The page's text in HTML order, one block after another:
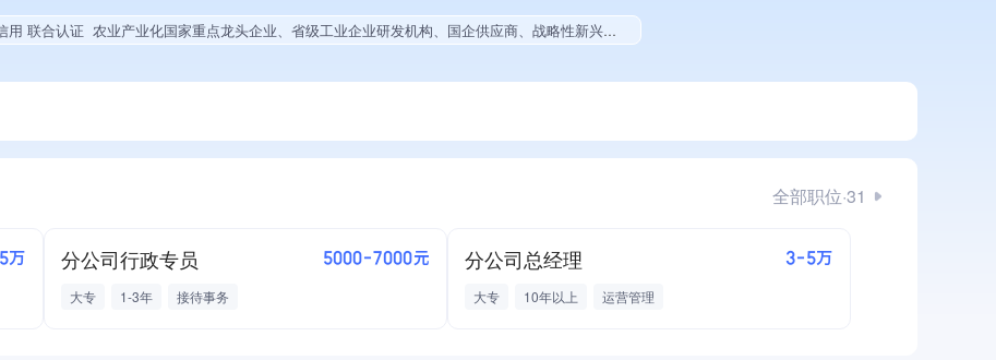
用 联合认证 农业产业化国家重点龙头企业、省级工业企业研发机构、国企供应商、战略性新兴领域创新能力、绝对控股21家公司、薪资水平全省同行前5%、旗下品牌同行前5%、连续9年A级纳税人、多产业布局、拥有自主品牌、专利授权量同领域前40%、技术布局行业领先、经营年限全国同行前5%、集团核心成员、权威管理体系认证、大学生就业贡献、拥有专利、拥有工艺创新能力、拥有多项作品、美术作品创作量位于同行前50、拥有多项著作权
全部职位·31
万 分公司行政专员 5000-7000元
大专 1-3年 接待事务
分公司总经理 3-5万
大专 10年以上 运营管理